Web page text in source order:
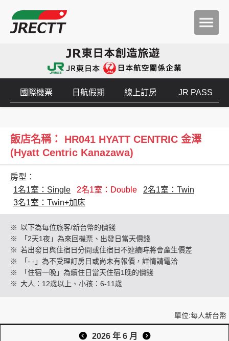
創造旅遊
國際機票 日航假期 線上訂房 JR PASS
飯店名稱： HR041 HYATT CENTRIC 金澤
(Hyatt Centric Kanazawa)
房型：
1名1室：Single
2名1室：Double
2名1室：Twin
3名1室：Twin+加床
※ 以下為每位旅客/新台幣的價錢
※
「2天1夜」為來回機票、出發日當天價錢
※ 若出發日與住宿日分開或住宿日不連續時將會產生價差
※
「- -」為不受理訂房日或尚未有報價，詳情請電洽
※
「住宿一晚」為續住日當天住宿1晚的價錢
※ 大人：12歲以上、小孩：6-11歲
單位:每人新台幣
2026 年 6 月